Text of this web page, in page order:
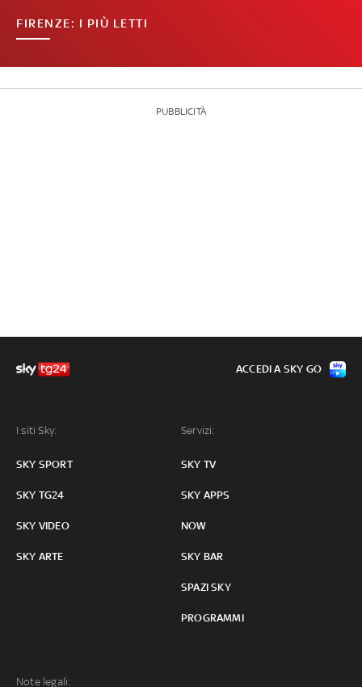
FIRENZE: I PIÙ LETTI
PUBBLICITÀ
I siti Sky:
SKY SPORT
SKY TG24
SKY VIDEO
SKY ARTE
Servizi:
SKY TV
SKY APPS
NOW
SKY BAR
SPAZI SKY
PROGRAMMI
Note legali:
ACCEDI A SKY GO